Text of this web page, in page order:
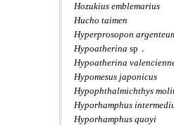
Hozukius emblemarius
Hucho taimen
Hyperprosopon
Hypoatherina sp．
Hypoatherina
Hypomesus japonicus
Hypophthalmichthys
Hyporhamphus
Hyporhamphus quoyi